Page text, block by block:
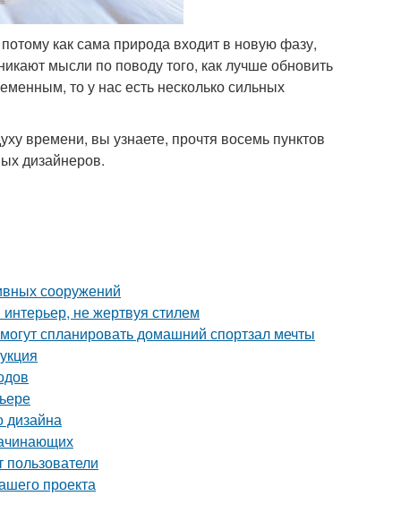
как сама природа входит в новую фазу,
мысли по поводу того, как лучше обновить
то у нас есть несколько сильных
времени, вы узнаете, прочтя восемь пунктов
дизайнеров.
сооружений
не жертвуя стилем
спланировать домашний спортзал мечты
дизайна
проекта